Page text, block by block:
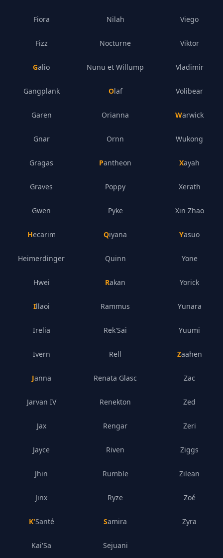
Fiora
Fizz
Galio
Gangplank
Garen
Gnar
Gragas
Graves
Gwen
Hecarim
Heimerdinger
Hwei
Illaoi
Irelia
Ivern
Janna
Jarvan IV
Jax
Jayce
Jhin
Jinx
K'Santé
Kai'Sa
Nilah
Nocturne
Nunu et Willump
Olaf
Orianna
Ornn
Pantheon
Poppy
Pyke
Qiyana
Quinn
Rakan
Rammus
Rek'Sai
Rell
Renata Glasc
Renekton
Rengar
Riven
Rumble
Ryze
Samira
Sejuani
Viego
Viktor
Vladimir
Volibear
Warwick
Wukong
Xayah
Xerath
Xin Zhao
Yasuo
Yone
Yorick
Yunara
Yuumi
Zaahen
Zac
Zed
Zeri
Ziggs
Zilean
Zoé
Zyra